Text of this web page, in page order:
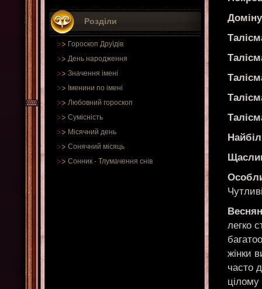
Розділи
Гороскоп Друїдів
День народження
Значення імені
Іменини по імені
Любовний гороскоп
Сумісність
Місячний день
Сонячний місяць
Сонник - Тлумачення снів
легко
жінки
часто
цілому